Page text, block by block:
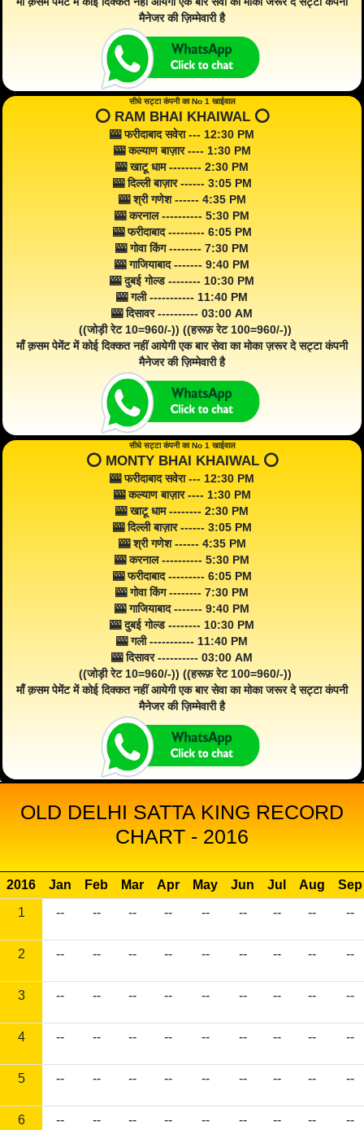
मैनेजर की ज़िम्मेवारी है
सीधे सट्टा कंपनी का No 1 खाईवाल
⭕️ RAM BHAI KHAIWAL ⭕️
🎰 फरीदाबाद सवेरा --- 12:30 PM
🎰 कल्याण बाज़ार ---- 1:30 PM
🎰 खाटू धाम -------- 2:30 PM
🎰 दिल्ली बाज़ार ------ 3:05 PM
🎰 श्री गणेश ------ 4:35 PM
🎰 करनाल ---------- 5:30 PM
🎰 फरीदाबाद --------- 6:05 PM
🎰 गोवा किंग -------- 7:30 PM
🎰 गाजियाबाद ------- 9:40 PM
🎰 दुबई गोल्ड -------- 10:30 PM
🎰 गली ----------- 11:40 PM
🎰 दिसावर ---------- 03:00 AM
((जोड़ी रेट 10=960/-)) ((हरूफ़ रेट 100=960/-))
माँ क़सम पेमेंट में कोई दिक्कत नहीं आयेगी एक बार सेवा का मोका ज़रूर दे सट्टा कंपनी
मैनेजर की ज़िम्मेवारी है
सीधे सट्टा कंपनी का No 1 खाईवाल
⭕️ MONTY BHAI KHAIWAL ⭕️
🎰 फरीदाबाद सवेरा --- 12:30 PM
🎰 कल्याण बाज़ार ---- 1:30 PM
🎰 खाटू धाम -------- 2:30 PM
🎰 दिल्ली बाज़ार ------ 3:05 PM
🎰 श्री गणेश ------ 4:35 PM
🎰 करनाल ---------- 5:30 PM
🎰 फरीदाबाद --------- 6:05 PM
🎰 गोवा किंग -------- 7:30 PM
🎰 गाजियाबाद ------- 9:40 PM
🎰 दुबई गोल्ड -------- 10:30 PM
🎰 गली ----------- 11:40 PM
🎰 दिसावर ---------- 03:00 AM
((जोड़ी रेट 10=960/-)) ((हरूफ़ रेट 100=960/-))
माँ क़सम पेमेंट में कोई दिक्कत नहीं आयेगी एक बार सेवा का मोका जरूर दे सट्टा कंपनी
मैनेजर की ज़िम्मेवारी है
OLD DELHI SATTA KING RECORD
CHART - 2016
2016 Jan Feb Mar Apr May Jun Jul Aug
Sep
1
-- -- -- -- -- -- -- -- --
2 -- -- -- -- -- -- -- -- --
3 -- -- -- -- -- -- -- -- --
4 -- -- -- -- -- -- -- -- --
5 -- -- -- -- -- -- -- -- --
6 -- -- -- -- -- -- -- -- --